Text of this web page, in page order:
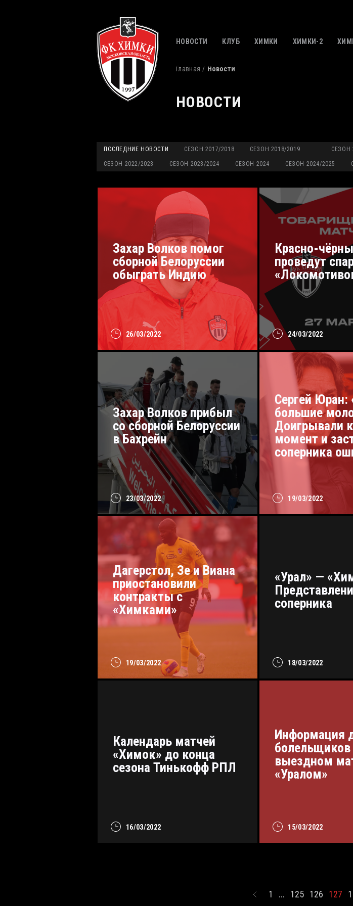
НОВОСТИ КЛУБ ХИМКИ ХИМКИ-2
Главная Новости
НОВОСТИ
ПОСЛЕДНИЕ НОВОСТИ СЕЗОН 2017/2018 СЕЗОН 2018/2019 СЕЗОН
СЕЗОН 2022/2023 СЕЗОН 2023/2024 СЕЗОН 2024 СЕЗОН 2024/2025
26/03/2022
Захар Волков помог
сборной Белоруссии
обыграть Индию
24/03/2022
Красно-
проведут
23/03/2022
Захар Волков прибыл
со сборной Белоруссии
в Бахрейн
19/03/2022
Сергей
большие
Доигрывали
момент и
соперника
19/03/2022
Дагерстол, Зе и Виана
приостановили
контракты с
«Химками»
18/03/2022
«Урал» —
соперника
16/03/2022
Календарь матчей
«Химок» до конца
сезона Тинькофф РПЛ
15/03/2022
Информация
болельщиков
выездном
«Уралом»
1 ... 125 126 127